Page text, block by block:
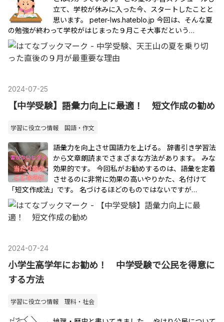
立て、学校が休みに入った今、スタートしたことと
思います。 peter-lws.hateblo.jp 今回は、そんな夏
の勉強が終わって学校がはじまった９月こそ大事だという…
2024-07-25
【中学受験】語彙力向上に最適！ 短文作成の勧め
学習に役立つ情報 国語・作文
語彙力を向上させ国語力を上げる。 辞書引き学習法
から文章朗読までさまざまな方法があります。 みな
効果的です。 今回私がお勧めするのは、語彙を定着
させるのに非常に効果の高いやりかた、名付けて
「短文作成法」です。 名づけるほどのものではないですが…
2024-07-24
小学生高学年にお勧め！ 中学受験で公民を得意に
する方法
学習に役立つ情報 理科・社会